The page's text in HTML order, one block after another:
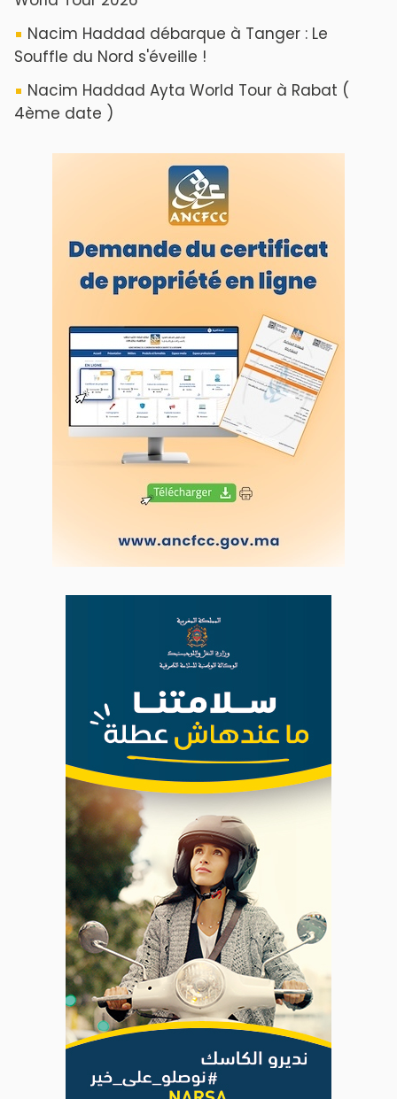
Nacim Haddad débarque à Tanger : Le
Souffle du Nord s'éveille !
Nacim Haddad Ayta World Tour à Rabat (
4ème date )